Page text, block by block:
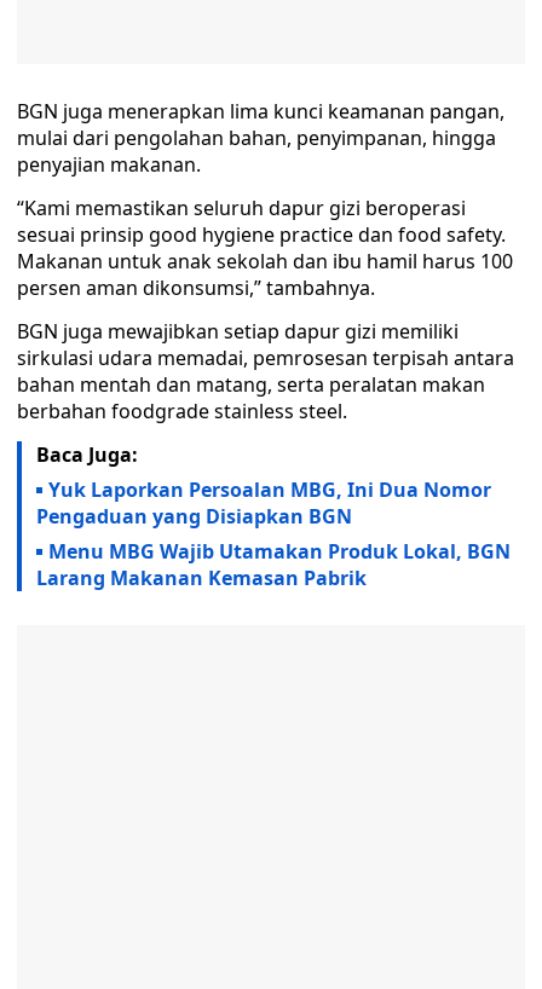
BGN juga menerapkan lima kunci keamanan pangan,
mulai dari pengolahan bahan, penyimpanan, hingga
penyajian makanan.
“Kami memastikan seluruh dapur gizi beroperasi
sesuai prinsip good hygiene practice dan food safety.
Makanan untuk anak sekolah dan ibu hamil harus 100
persen aman dikonsumsi,” tambahnya.
BGN juga mewajibkan setiap dapur gizi memiliki
sirkulasi udara memadai, pemrosesan terpisah antara
bahan mentah dan matang, serta peralatan makan
berbahan foodgrade stainless steel.
Baca Juga:
Yuk Laporkan Persoalan MBG, Ini Dua Nomor
Pengaduan yang Disiapkan BGN
Menu MBG Wajib Utamakan Produk Lokal, BGN
Larang Makanan Kemasan Pabrik